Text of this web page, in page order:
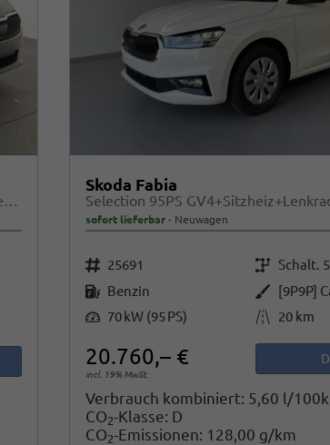
Selection 1.0 TSI Selection, AHK, Tempomat, Ladeboden, Park, Winterpaket, SmartLink, 4-J Garantie
Skoda Fabia
sofort lieferbar Neuwagen
Fahrzeugnr. 25691 Getriebe Schalt.
Kraftstoff Benzin Außenfarbe
[9P9P]
Leistung 70 kW (95 PS) Kilometerstand 20 km
20.760,– €
incl. 19% MwSt.
Verbrauch kombiniert: 5,60 l/
CO2-Klasse: D
CO2-Emissionen: 128,00 g/km